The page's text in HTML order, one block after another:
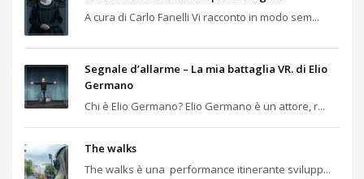
A cura di Carlo Fanelli Vi racconto in modo sem...
Segnale d’allarme – La mia battaglia VR. di Elio
Germano
Chi è Elio Germano? Elio Germano è un attore, r...
The walks
The walks è una performance itinerante svilupp...